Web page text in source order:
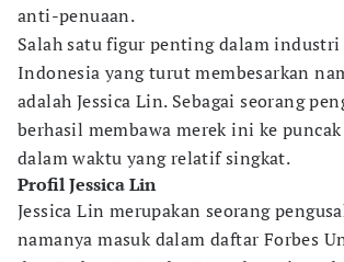
anti-penuaan.
Salah satu figur penting dalam
Indonesia yang turut membesarkan
adalah Jessica Lin. Sebagai seorang
berhasil membawa merek ini ke
dalam waktu yang relatif singkat.
Profil Jessica Lin
Jessica Lin merupakan seorang
namanya masuk dalam daftar Forbes